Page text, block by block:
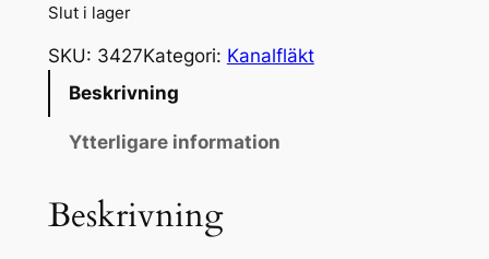
Slut i lager
SKU: 3427Kategori: Kanalfläkt
Beskrivning
Ytterligare information
Beskrivning